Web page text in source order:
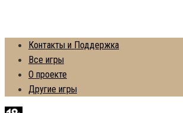
Контакты и Поддержка
Все игры
О проекте
Другие игры